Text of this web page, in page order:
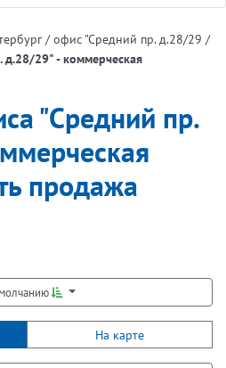
/офис "Средний пр. д.28/29 /
29" - коммерческая
"Средний пр.
продажа
На карте